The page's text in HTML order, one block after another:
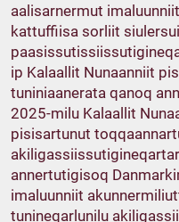
aalisarnermut
kattuffiisa sorliit
ip Kalaallit Nunaanniit
tuniniaanerata qanoq
2025-milu Kalaallit
pisisartunut
annertutigisoq
imaluunniit
tunineqarlunilu